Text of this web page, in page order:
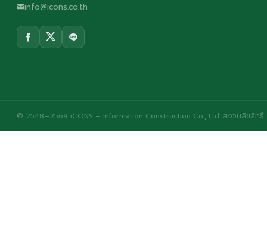
info@icons.co.th
© 2548–2569 iCONS – Information Construction Co., Ltd. สงวนลิขสิทธิ์